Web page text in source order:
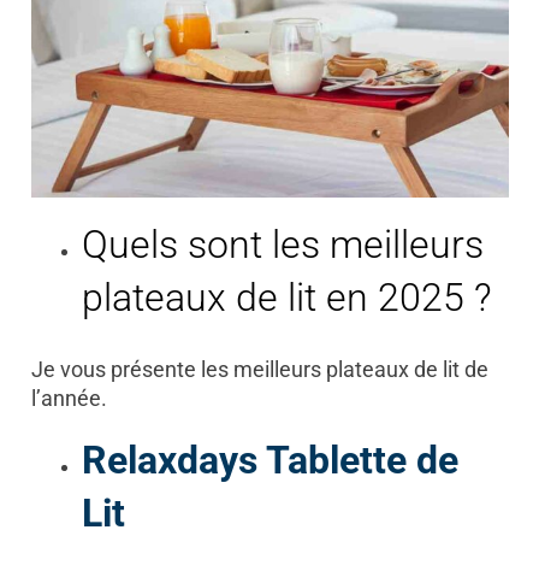
Quels sont les meilleurs
plateaux de lit en 2025 ?
Je vous présente les meilleurs plateaux de lit de
l’année.
Relaxdays Tablette de
Lit